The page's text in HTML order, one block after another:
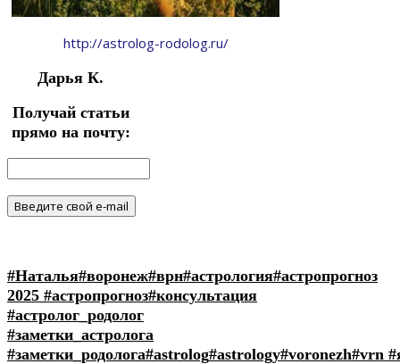
http://astrolog-rodolog.ru/
Дарья К.
Получай статьи
прямо на почту:
#Наталья#воронеж#врн#астрология#астропрогноз
2025 #астропрогноз#консультация
#астролог_родолог
#заметки_астролога
#заметки_родолога#astrolog#astrology#voronezh#vrn